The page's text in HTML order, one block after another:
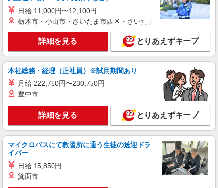
時給1350円〜2062円 ＜日払い有/週払い有/交
通費全支給(ガソリン代含む)＞
鹿児島市 ★車通勤OK
キープ 詳細を見る
派遣社員
株式会社kotrio /●KG-H-2001019
＼健康的に働こう／利用者さんと一緒に体操や
リハビリサポート等
時給1350円〜2062円 ＜日払い有/週払い有/交
通費全支給(ガソリン代含む)＞
詳細を見る
派遣社員
日給 11,000円〜12,100円
栃木市・小山市・さいたま市西区・さいたま市岩槻区・久喜市・
詳細を見る とりあえずキープ
本社総務・経理（正社員）※試用期間あり
月給 222,750円〜230,750円
豊中市
詳細を見る とりあえずキープ
マイクロバスにて教習所に通う生徒の送迎ドラ
イバー
日給 15,850円
箕面市